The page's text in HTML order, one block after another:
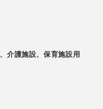
介護施設、保育施設用